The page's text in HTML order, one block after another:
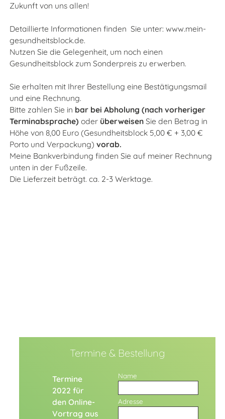
Zukunft von uns allen!
Detaillierte Informationen finden Sie unter: www.mein-
gesundheitsblock.de.
Nutzen Sie die Gelegenheit, um noch einen
Gesundheitsblock zum Sonderpreis zu erwerben.
Sie erhalten mit Ihrer Bestellung eine Bestätigungsmail
und eine Rechnung.
Bitte zahlen Sie in bar bei Abholung (nach vorheriger
Terminabsprache) oder überweisenSie den Betrag in
Höhe von 8,00 Euro (Gesundheitsblock 5,00 € + 3,00 €
Porto und Verpackung) vorab.
Meine Bankverbindung finden Sie auf meiner Rechnung
unten in der Fußzeile.
Die Lieferzeit beträgt. ca. 2-3 Werktage.
Termine & Bestellung
Termine
2022 für
den Online-
Vortrag aus
Name
Adresse